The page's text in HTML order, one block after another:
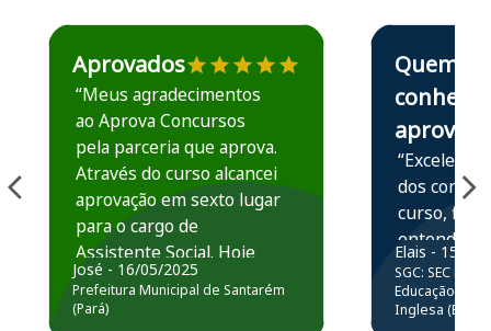
Estudante José recomenda o Aprova Concursos em
Aprovados
“Meus agradecimentos
ao Aprova Concursos
pela parceria que aprova.
Através do curso alcancei
aprovação em sexto lugar
para o cargo de
Assistente Social. Hoje
estou atuando na
Prefeitura de Santarém.
José - 16/05/2025
Prefeitura Municipal de Santarém
(Pará)
Estudante Elais
Quem
conhece,
aprova
“Excelente
dos
curso,
entender e
prática
resolução
questões.”
Elais - 15/07/
SGC: SEC BA
Educação
Inglesa (Edital